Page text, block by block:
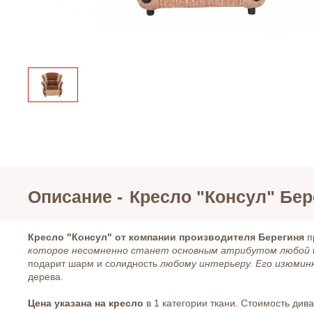
Описание - Кресло "Консул"
Кресло "Консул" от компании производителя Берегиня
которое несомненно станет основным атрибутом любой
подарит шарм и солидность любому интерьеру. Его
дерева.
Цена указана на кресло в 1 категории ткани. Стоимость